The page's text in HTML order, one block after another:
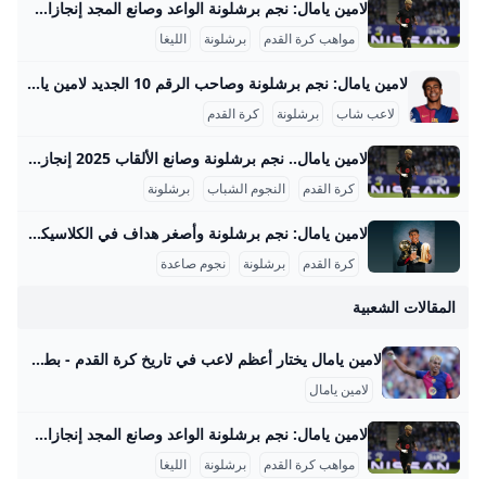
لامين يامال: نجم برشلونة الواعد وصانع المجد إنجازات لامين يامال التفصيلية في كرة القدم لامين يامال حقق إنجازات قياسية مذهلة في بداية مسيرته الكروية، ما يجعله من أبرز المواهب الصاعدة في العالم. في عمر 18 عامًا، أصبح يحمل الرقم القياسي الأوروبي لأكثر المراهقين حصولًا على البطولات الكبرى في القرن الحالي، حيث حصد أربعة ألقاب بارزة تمثلت في لقبين في الدوري الإسباني، وكأس إسبانيا، وبطولة أمم أوروبا مع منتخب إسبانيا. هذا الإنجاز لا يضاهيه فيه أي لاعب صاعد آخر، ويظهر تأثيره القوي في كل من النادي والمنتخب الوطني خلال فترة قصيرة جدًا.
مواهب كرة القدم برشلونة الليغا
لامين يامال: نجم برشلونة وصاحب الرقم 10 الجديد لامين يامال هو واحد من ألمع النجوم الصاعدين في كرة القدم العالمية، ويلعب حاليًا في صفوف نادي برشلونة الإسباني. بدأ مسيرته الاحترافية مع الفريق الأول في موسم 2023-2024، ومنذ ذلك الحين أثبت نفسه كلاعب جناح موهوب بمهارات فنية عالية وقدرة كبيرة على صناعة الفرص وتسجيل الأهداف. خلال موسم 2023-2024، خاض 37 مباراة في الدوري الإسباني سجل خلالها 5 أهداف وقدم 10 تمريرات حاسمة، كما شارك في 10 مباريات أوروبية دون تسجيل، ليصل إجمالي مشاركاته ذلك الموسم إلى 50 مباراة مع تسجيل 7 أهداف في جميع البطولات.
لاعب شاب برشلونة كرة القدم
لامين يامال.. نجم برشلونة وصانع الألقاب 2025 إنجازات لامين يامال في موسم 2024-2025 قدم لامين يامال موسمًا استثنائيًا مع نادي برشلونة وحدد نفسه كنجم صاعد في الكرة العالمية. فقد اختير كأفضل لاعب في العالم للموسم 2024-2025 من قبل صحيفة ماركا الإسبانية، متفوقًا على نجوم كبار مثل عثمان ديمبيلي وفيتينيا وفينيسيوس جونيور، حيث حصل على 3310 نقطة في تصويت لجنة تحكيم دولية مكونة من 133 عضوًا من صحفيين ولاعبين ومدربين سابقين. سجّل يامال 18 هدفًا وقدم 25 تمريرة حاسمة في مختلف البطولات، منها 9 أهداف و15 تمريرة حاسمة في الدوري الإسباني، و5 أهداف و4 تمريرات في دوري أبطال أوروبا، بالإضافة إلى أهداف وتمريرات حاسمة في كأس الملك وكأس السوبر الإسباني.
كرة القدم النجوم الشباب برشلونة
لامين يامال: نجم برشلونة وأصغر هداف في الكلاسيكو 2024 لامين يامال هو لاعب كرة قدم إسباني ناشئ أذهل المشاهدين والأخصائيين في موسم 2023-2024 بعد سلسلة من الإنجازات والأرقام القياسية التي حطمها على المستويين المحلي والدولي. في هذا الموسم، شارك يامال في 64 مباراة سجل خلالها 10 أهداف وقدم 14 تمريرة حاسمة، مما يجعله واحداً من أهم لاعبي فريق برشلونة ومنتخب إسبانيا الشاب. تم تصعيده للفريق الأول في برشلونة تحت قيادة المدرب تشافي هيرنانديز في صيف 2023 ونجح بسرعة في حجز مكانه الأساسي بفضل مهاراته في المراوغة والتمريرات الحاسمة والأهداف الحاسمة.
كرة القدم برشلونة نجوم صاعدة
المقالات الشعبية
لامين يامال يختار أعظم لاعب في تاريخ كرة القدم - بطولات اختار الإسباني الدولي لامين يامال نجم الفريق الأول لكرة القدم بنادي برشلونة، أعظم لاعب في تاريخ كرة القدم على مر العصور. كتبشهاب محمدالأربعاء 9 يوليو 2025 ,10:00 م اخر تحديث 9 يوليو 2025 ,10:07 م اختار الإسباني الدولي لامين يامال نجم الفريق الأول لكرة القدم بنادي برشلونة، أعظم لاعب في تاريخ كرة القدم على مر العصور. ويقدم لامين يامال مستويات رائعة رفقة برشلونة، وقادهم للتتويج بالثلاثية المحلية الموسم الماضي، ونال إشادات واسعة من نجوم كرة القدم، حتى قارنوه بالأسطورة ليونيل ميسي.
لامين يامال
لامين يامال: نجم برشلونة الواعد وصانع المجد إنجازات لامين يامال التفصيلية في كرة القدم لامين يامال حقق إنجازات قياسية مذهلة في بداية مسيرته الكروية، ما يجعله من أبرز المواهب الصاعدة في العالم. في عمر 18 عامًا، أصبح يحمل الرقم القياسي الأوروبي لأكثر المراهقين حصولًا على البطولات الكبرى في القرن الحالي، حيث حصد أربعة ألقاب بارزة تمثلت في لقبين في الدوري الإسباني، وكأس إسبانيا، وبطولة أمم أوروبا مع منتخب إسبانيا. هذا الإنجاز لا يضاهيه فيه أي لاعب صاعد آخر، ويظهر تأثيره القوي في كل من النادي والمنتخب الوطني خلال فترة قصيرة جدًا.
مواهب كرة القدم برشلونة الليغا